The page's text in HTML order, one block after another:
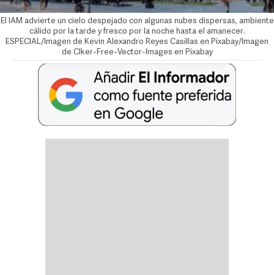
El IAM advierte un cielo despejado con algunas nubes dispersas, ambiente
cálido por la tarde y fresco por la noche hasta el amanecer.
ESPECIAL/Imagen de Kevin Alexandro Reyes Casillas en Pixabay/Imagen
de Clker-Free-Vector-Images en Pixabay